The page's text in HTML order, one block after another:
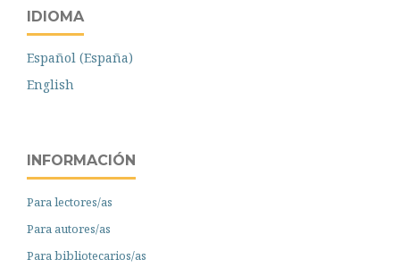
IDIOMA
Español (España)
English
INFORMACIÓN
Para lectores/as
Para autores/as
Para bibliotecarios/as